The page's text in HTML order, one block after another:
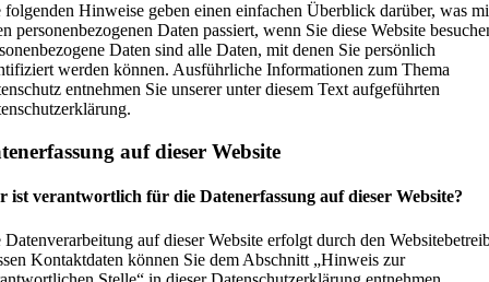
folgenden Hinweise geben einen einfachen Überblick darüber, was
personenbezogenen Daten passiert, wenn Sie diese Website
Daten sind alle Daten, mit denen Sie persönlich
werden können. Ausführliche Informationen zum Thema
entnehmen Sie unserer unter diesem Text aufgeführten
auf dieser Website
ist verantwortlich für die Datenerfassung auf dieser Website?
Datenverarbeitung auf dieser Website erfolgt durch den
Kontaktdaten können Sie dem Abschnitt „Hinweis zur